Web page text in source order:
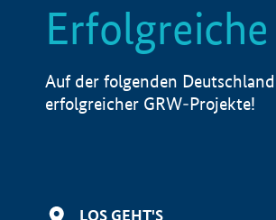
Auf der folgenden
erfolgreicher GRW-Projekte!
LOS GEHT'S